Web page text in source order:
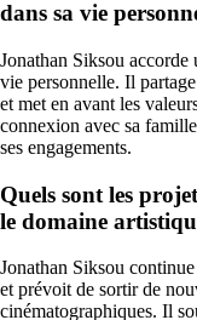
dans sa vie
Jonathan Siksou accorde
vie personnelle. Il
et met en avant les
connexion avec sa
ses engagements.
Quels sont les
le domaine
Jonathan Siksou
et prévoit de sortir de
cinématographiques. Il